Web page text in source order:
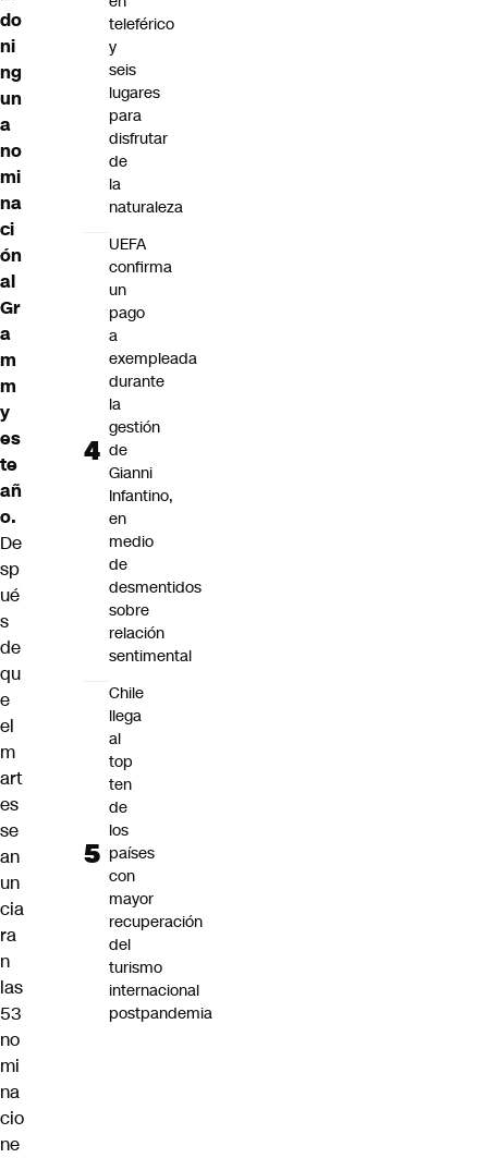
do
ni
ng
un
a
no
mi
na
ci
ón
al
Gr
a
m
m
y
es
te
añ
o.
De
sp
ué
s
de
qu
e
el
m
art
es
se
an
un
cia
ra
n
las
53
no
mi
na
cio
ne
teleférico
y
seis
lugares
para
disfrutar
de
la
naturaleza
UEFA
confirma
un
pago
a
exempleada
durante
la
gestión
de
Gianni
Infantino,
en
medio
de
desmentidos
sobre
relación
sentimental
Chile
llega
al
top
ten
de
los
países
con
mayor
recuperación
del
turismo
internacional
postpandemia